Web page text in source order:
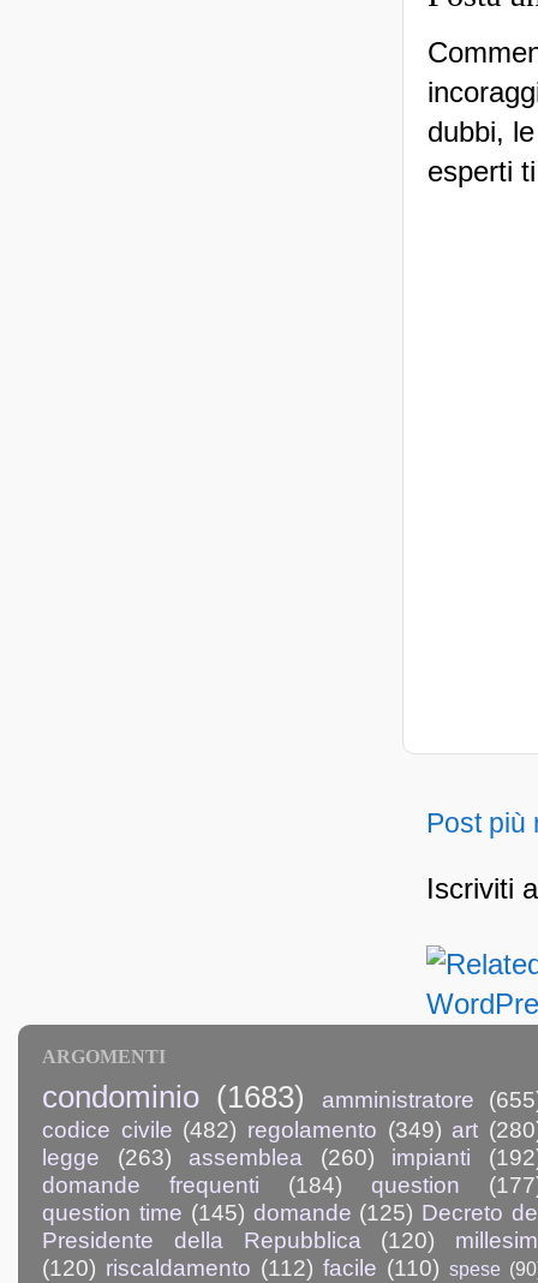
dubbi,
esperti
Post più
Iscriviti
ARGOMENTI
condominio (1683) amministratore
codice civile (482) regolamento (349) art
legge
(263) assemblea (260) impianti
domande frequenti
(184) question
question time (145) domande (125) Decreto
Presidente della Repubblica
(120)
(120) riscaldamento (112) facile (110) spese